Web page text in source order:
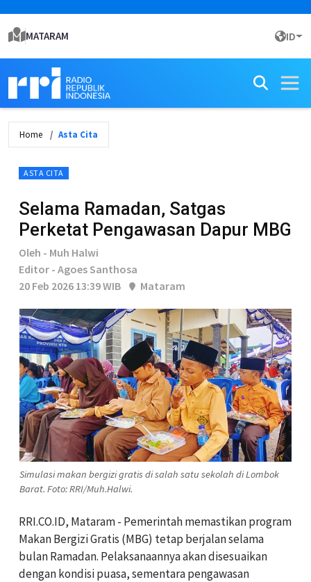
MATARAM ID
Home Asta Cita
ASTA CITA
Selama Ramadan, Satgas
Perketat Pengawasan Dapur MBG
Oleh - Muh Halwi
Editor - Agoes Santhosa
20 Feb 2026 13:39 WIB
Mataram
Simulasi makan bergizi gratis di salah satu sekolah di Lombok
Barat. Foto: RRI/Muh.Halwi.
RRI.CO.ID, Mataram - Pemerintah memastikan program
Makan Bergizi Gratis (MBG) tetap berjalan selama
bulan Ramadan. Pelaksanaannya akan disesuaikan
dengan kondisi puasa, sementara pengawasan